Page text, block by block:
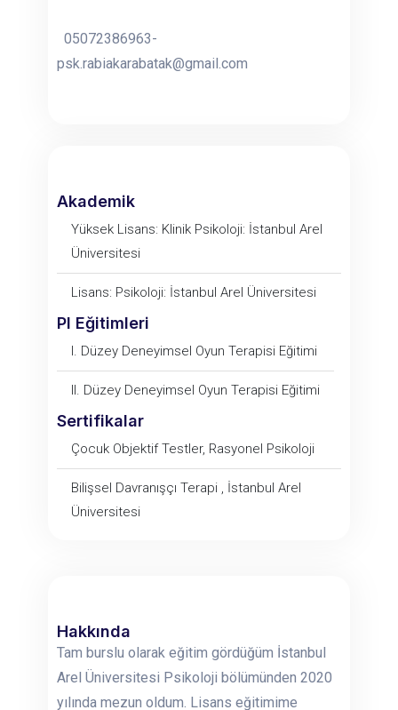
05072386963-
psk.rabiakarabatak@gmail.com
Akademik
Yüksek Lisans: Klinik Psikoloji: İstanbul Arel
Üniversitesi
Lisans: Psikoloji: İstanbul Arel Üniversitesi
PI Eğitimleri
I. Düzey Deneyimsel Oyun Terapisi Eğitimi
II. Düzey Deneyimsel Oyun Terapisi Eğitimi
Sertifikalar
Çocuk Objektif Testler, Rasyonel Psikoloji
Bilişsel Davranışçı Terapi , İstanbul Arel
Üniversitesi
Hakkında
Tam burslu olarak eğitim gördüğüm İstanbul
Arel Üniversitesi Psikoloji bölümünden 2020
yılında mezun oldum. Lisans eğitimime